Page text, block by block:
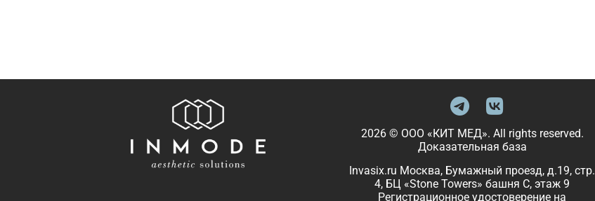
2026 © ООО «КИТ МЕД». All rights reserved.
Доказательная база
Invasix.ru Москва, Бумажный проезд, д.19, стр.
4, БЦ «Stone Towers» башня C, этаж 9
Регистрационное удостоверение на